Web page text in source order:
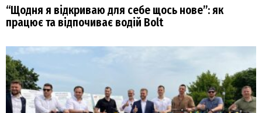
“Щодня я відкриваю для себе щось нове”: як
працює та відпочиває водій Bolt